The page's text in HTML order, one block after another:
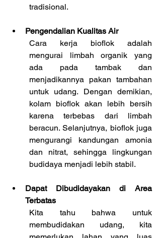
tradisional.
Pengendalian Kualitas Air
Cara kerja bioflok adalah
mengurai limbah organik yang
ada pada tambak dan
menjadikannya pakan tambahan
untuk udang. Dengan demikian,
kolam bioflok akan lebih bersih
karena terbebas dari limbah
beracun. Selanjutnya, bioflok juga
mengurangi kandungan amonia
dan nitrat, sehingga lingkungan
budidaya menjadi lebih stabil.
Dapat Dibudidayakan di Area
Terbatas
Kita tahu bahwa untuk
membudidakan udang, kita